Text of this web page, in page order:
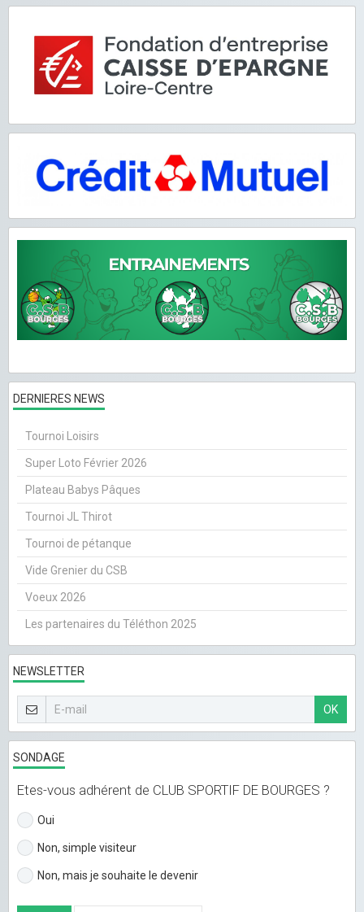
DERNIERES NEWS
Tournoi Loisirs
Super Loto Février 2026
Plateau Babys Pâques
Tournoi JL Thirot
Tournoi de pétanque
Vide Grenier du CSB
Voeux 2026
Les partenaires du Téléthon 2025
NEWSLETTER
OK
SONDAGE
Etes-vous adhérent de CLUB SPORTIF DE BOURGES ?
Oui
Non, simple visiteur
Non, mais je souhaite le devenir